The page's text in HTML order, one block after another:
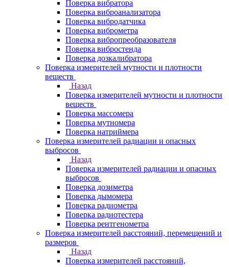
Поверка вибратора
Поверка виброанализатора
Поверка вибродатчика
Поверка виброметра
Поверка вибропреобразователя
Поверка вибростенда
Поверка дозкалибратора
Поверка измерителей мутности и плотности
веществ
Назад
Поверка измерителей мутности и плотности
веществ
Поверка массомера
Поверка мутномера
Поверка натриймера
Поверка измерителей радиации и опасных
выбросов
Назад
Поверка измерителей радиации и опасных
выбросов
Поверка дозиметра
Поверка дымомера
Поверка радиометра
Поверка радиотестера
Поверка рентгенометра
Поверка измерителей расстояний, перемещений и
размеров
Назад
Поверка измерителей расстояний,